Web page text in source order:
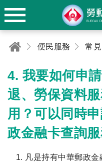
便民服務 常
4. 我要如何申
退、勞保資料
用？可以同時
政金融卡查詢服
凡是持有中華郵政